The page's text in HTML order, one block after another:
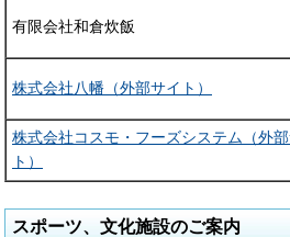
有限会社和倉炊飯
株式会社八幡（外部サイト）
株式会社コスモ・フーズシステム（外部
ト）
スポーツ、文化施設のご案内